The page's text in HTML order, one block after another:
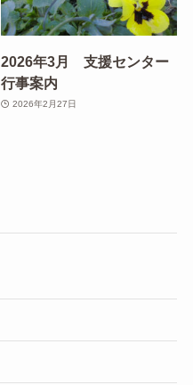
2026年3月 支援センター
行事案内
2026年2月27日